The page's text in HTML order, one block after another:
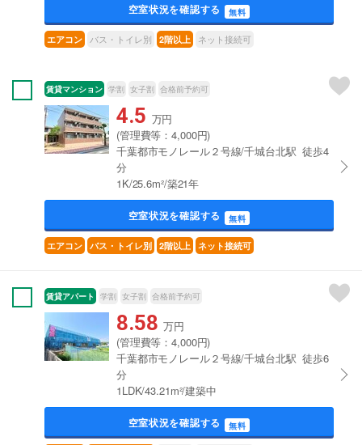
空室状況を確認する 無料
エアコン バス・トイレ別 2階以上 ネット接続可
賃貸マンション 学割 女子割 合格前予約可
4.5 万円
(管理費等：4,000円)
千葉都市モノレール２号線/千城台北駅 徒歩4
分
1K/25.6m²/築21年
空室状況を確認する 無料
エアコン バス・トイレ別 2階以上 ネット接続可
賃貸アパート 学割 女子割 合格前予約可
8.58 万円
(管理費等：4,000円)
千葉都市モノレール２号線/千城台北駅 徒歩6
分
1LDK/43.21m²/建築中
空室状況を確認する 無料